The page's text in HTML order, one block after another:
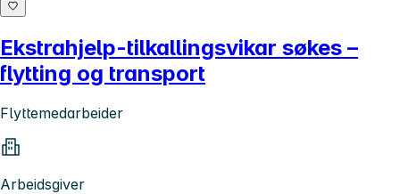
Ekstrahjelp-tilkallingsvikar søkes –
flytting og transport
Flyttemedarbeider
Arbeidsgiver